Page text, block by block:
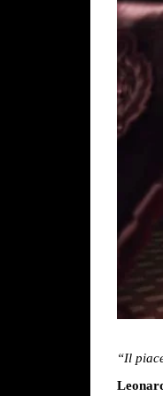
“Il